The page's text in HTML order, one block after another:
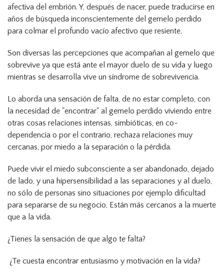
afectiva del embrión. Y, después de nacer, puede traducirse en
años de búsqueda inconscientemente del gemelo perdido
para colmar el profundo vacío afectivo que resiente.
Son diversas las percepciones que acompañan al gemelo que
sobrevive ya que está ante el mayor duelo de su vida y luego
mientras se desarrolla vive un síndrome de sobrevivencia.
Lo aborda una sensación de falta, de no estar completo, con
la necesidad de "encontrar" al gemelo perdido viviendo entre
otras cosas relaciones intensas, simbióticas, en co-
dependencia o por el contrario, rechaza relaciones muy
cercanas, por miedo a la separación o la pérdida.
Puede vivir el miedo subconsciente a ser abandonado, dejado
de lado, y una hipersensibilidad a las separaciones y al duelo,
no sólo de personas sino situaciones por ejemplo dificultad
para separarse de su negocio, Están más cercanos a la muerte
que a la vida.
¿Tienes la sensación de que algo te falta?
¿Te cuesta encontrar entusiasmo y motivación en la vida?